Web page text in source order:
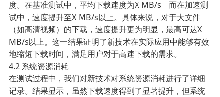
度。在基准测试中，平均下载速度为X MB/s，而在加速测
试中，速度提升至X MB/s以上。具体来说，对于大文件
（如高清视频）的下载，速度提升更为明显，最高可达X
MB/s以上。这一结果证明了新技术在实际应用中能够有效
地缩短下载时间，满足用户对于高速下载的需求。
4.2 系统资源消耗
在测试过程中，我们对新技术对系统资源消耗进行了详细
记录。结果显示，虽然下载速度得到了显著提升，但系统